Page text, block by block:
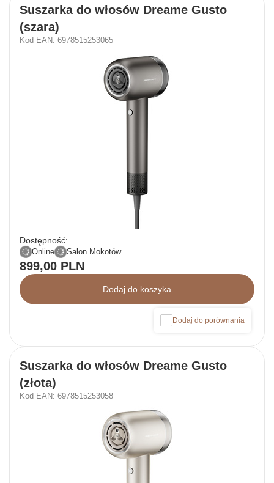
Suszarka do włosów Dreame Gusto
(szara)
Kod EAN: 6978515253065
Dostępność:
Online Salon Mokotów
899,00 PLN
Dodaj do koszyka
Dodaj do porównania
Suszarka do włosów Dreame Gusto
(złota)
Kod EAN: 6978515253058